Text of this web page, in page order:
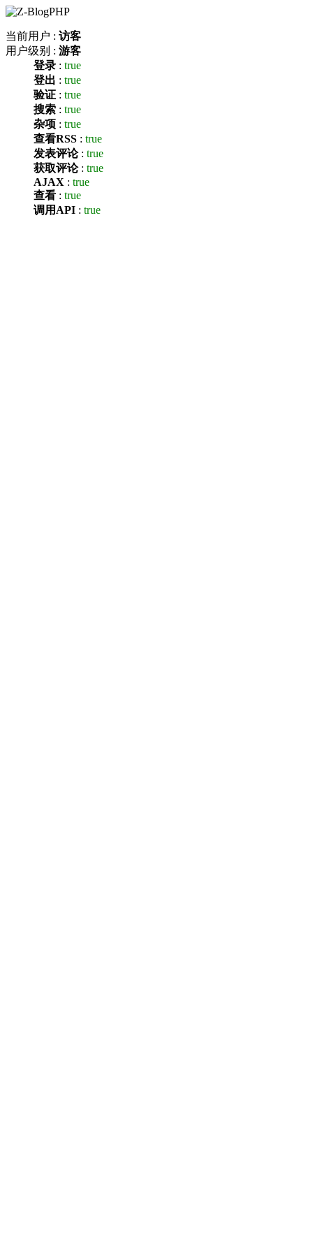
当前用户 : 访客
用户级别 : 游客
登录 : true
登出 : true
验证 : true
搜索 : true
杂项 : true
查看RSS : true
发表评论: true
获取评论: true
AJAX : true
查看 : true
调用API : true